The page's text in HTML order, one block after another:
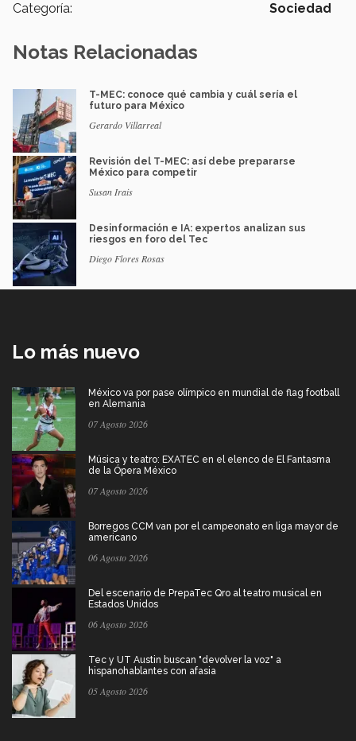
Categoría: Sociedad
Notas Relacionadas
T-MEC: conoce qué cambia y cuál sería el
futuro para México
Gerardo Villarreal
Revisión del T-MEC: así debe prepararse
México para competir
Susan Irais
Desinformación e IA: expertos analizan sus
riesgos en foro del Tec
Diego Flores Rosas
Lo más nuevo
México va por pase olímpico en mundial de flag football
en Alemania
07 Agosto 2026
Música y teatro: EXATEC en el elenco de El Fantasma
de la Ópera México
07 Agosto 2026
Borregos CCM van por el campeonato en liga mayor de
americano
06 Agosto 2026
Del escenario de PrepaTec Qro al teatro musical en
Estados Unidos
06 Agosto 2026
Tec y UT Austin buscan "devolver la voz" a
hispanohablantes con afasia
05 Agosto 2026